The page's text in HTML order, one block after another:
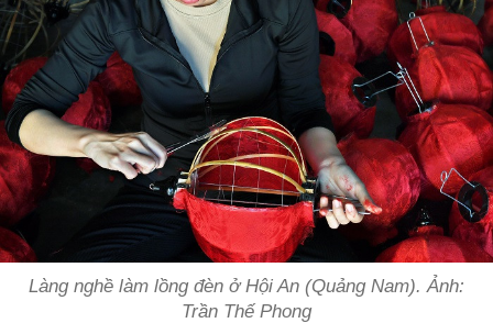
Làng nghề làm lồng đèn ở Hội An (Quảng Nam). Ảnh:
Trần Thế Phong